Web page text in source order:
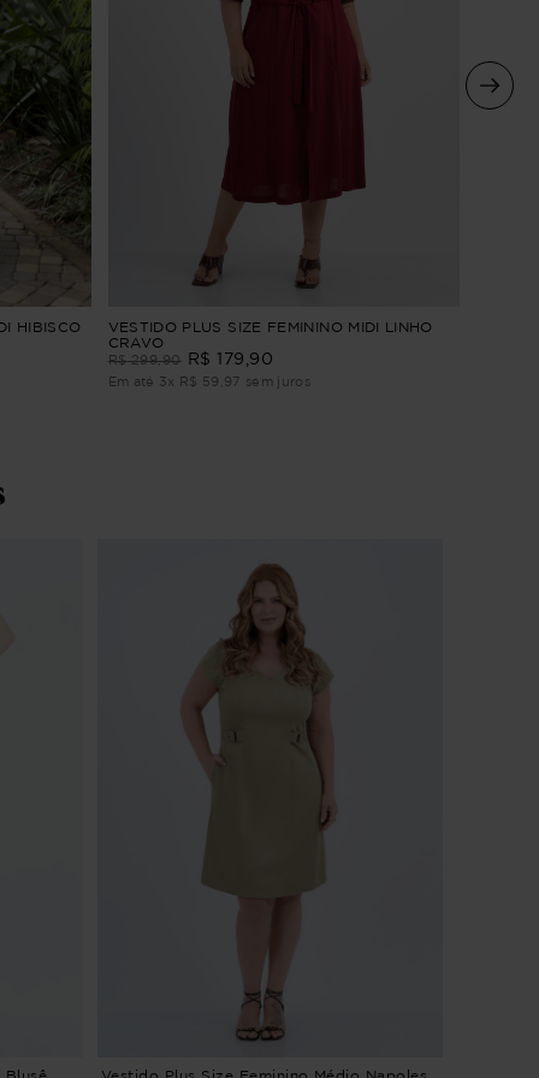
HIBISCO
VESTIDO PLUS SIZE FEMININO MIDI LINHO
CRAVO
R$ 299,90 R$ 179 90
Em até 3x R$ 59 97 sem juros
Blusê Vestido Plus Size Feminino Médio Napoles